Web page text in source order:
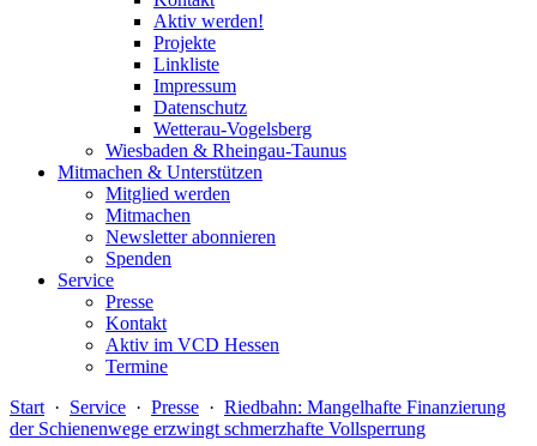
Aktiv werden!
Projekte
Linkliste
Impressum
Datenschutz
Wetterau-Vogelsberg
Wiesbaden & Rheingau-Taunus
Mitmachen & Unterstützen
Mitglied werden
Mitmachen
Newsletter abonnieren
Spenden
Service
Presse
Kontakt
Aktiv im VCD Hessen
Termine
Start · Service · Presse · Riedbahn: Mangelhafte Finanzierung
der Schienenwege erzwingt schmerzhafte Vollsperrung